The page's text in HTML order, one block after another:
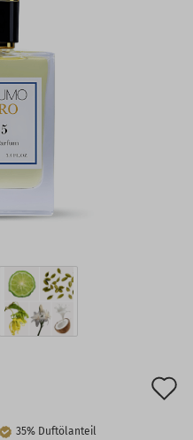
35% Duftölanteil